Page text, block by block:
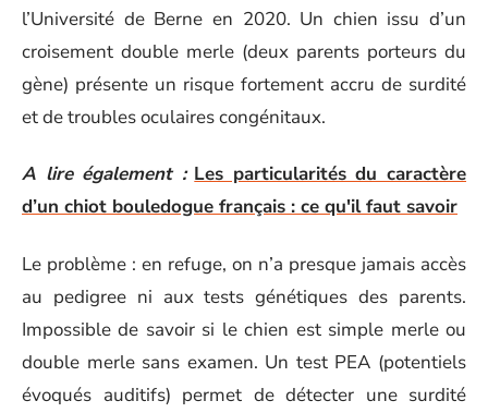
l’Université de Berne en 2020. Un chien issu d’un
croisement double merle (deux parents porteurs du
gène) présente un risque fortement accru de surdité
et de troubles oculaires congénitaux.
A lire également : Les particularités du caractère
d’un chiot bouledogue français : ce qu'il faut savoir
Le problème : en refuge, on n’a presque jamais accès
au pedigree ni aux tests génétiques des parents.
Impossible de savoir si le chien est simple merle ou
double merle sans examen. Un test PEA (potentiels
évoqués auditifs) permet de détecter une surdité